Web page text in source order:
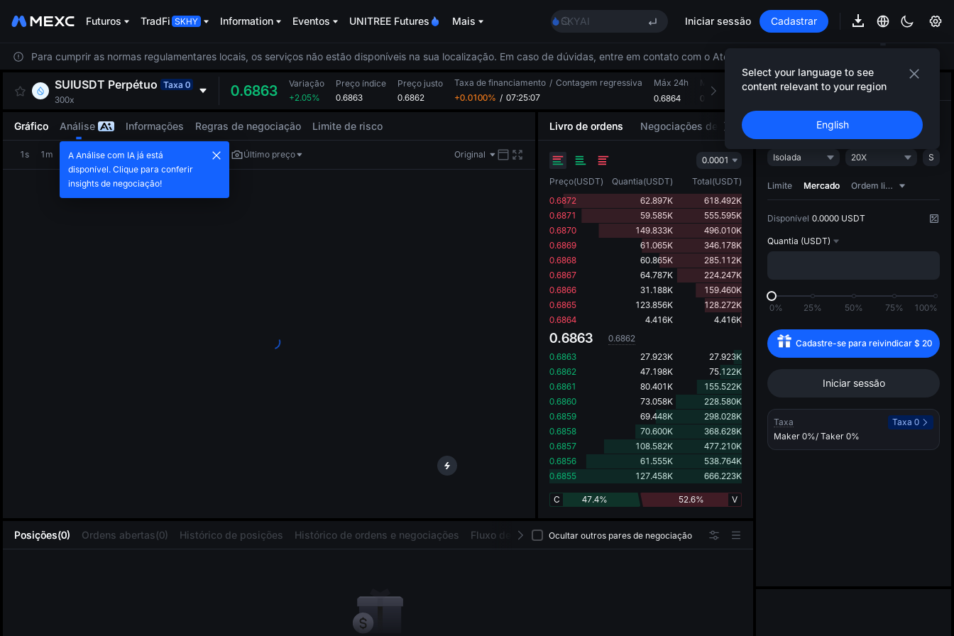
Futuros TradFi Information Eventos UNITREE Futures Mais
SKYAI
UNITREE STAR Market Subscription on Aug 10
SPCX rises despite lock-up expiry
AAOI
UNITREE STAR Market Subscription on Aug 10
SPCX rises despite lock-up expiry
Iniciar sessão Cadastrar
Select your language to see
content relevant to your region
English
Para cumprir as normas regulamentares locais, os serviços não estão disponíveis na sua localização. Em caso de dúvidas, entre em contato com o Atendimento ao Cliente.
SUIUSDT Perpétuo Taxa 0
300x
0.6863
Variação
+2.05%
Preço índice
0.6863
Preço justo
0.6862
Taxa de financiamento / Contagem regressiva
+0.0100% / 07:25:07
Máx 24h
0.6864
Mín 24h
0.6641
Volume 24h (SUI)
Vol. 24h completo (USDT)
Posições(0) Ordens abertas(0) Histórico de posições Histórico de ordens e negociações Fluxo de capital Ativos
Ocultar outros pares de negociação
Gráfico Análise Informações Regras de negociação Limite de risco
1s 1m 5m 15m 1h 4h 1d Último preço Original
Livro de ordens Negociações de mercado Motores do mercado
0.0001
Preço(USDT) Quantia(USDT) Total(USDT)
0.6872
62.897K
618.492K
0.6871
59.585K
555.595K
0.6870
149.833K
496.010K
0.6869
61.065K
346.178K
0.6868
60.865K
285.112K
0.6867
64.787K
224.247K
0.6866
31.188K
159.460K
0.6865
123.856K
128.272K
0.6864
4.416K 4.416K
0.6863
0.6862
0.6863
27.923K
27.923K
0.6862
47.198K
75.122K
0.6861
80.401K
155.522K
0.6860
73.058K
228.580K
0.6859
69.448K
298.028K
0.6858
70.600K
368.628K
0.6857
108.582K
477.210K
0.6856
61.555K
538.764K
0.6855
127.458K 666.223K
47.4%
C 52.6% V
Negociar Estratégia de IA
Abrir
Isolada 20X S
Limite Mercado Ordem limite dinâmica
Disponível 0.0000 USDT
Quantia (USDT)
0% 25% 50% 75% 100%
Cadastre-se para reivindicar $ 20
Iniciar sessão
Taxa
Taxa 0
Maker 0%/ Taker 0%
A Análise com IA já está
disponível. Clique para conferir
insights de negociação!